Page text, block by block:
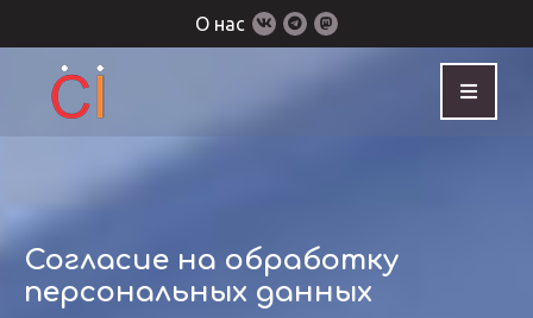
О нас
Согласие на обработку
персональных данных